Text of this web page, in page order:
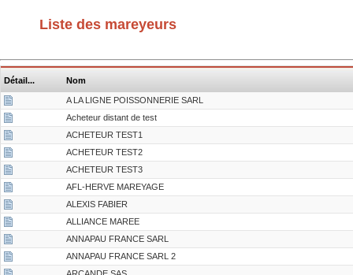
Liste des mareyeurs
Détail... Nom
A LA LIGNE POISSONNERIE SARL
Acheteur distant de test
ACHETEUR TEST1
ACHETEUR TEST2
ACHETEUR TEST3
AFL-HERVE MAREYAGE
ALEXIS FABIER
ALLIANCE MAREE
ANNAPAU FRANCE SARL
ANNAPAU FRANCE SARL 2